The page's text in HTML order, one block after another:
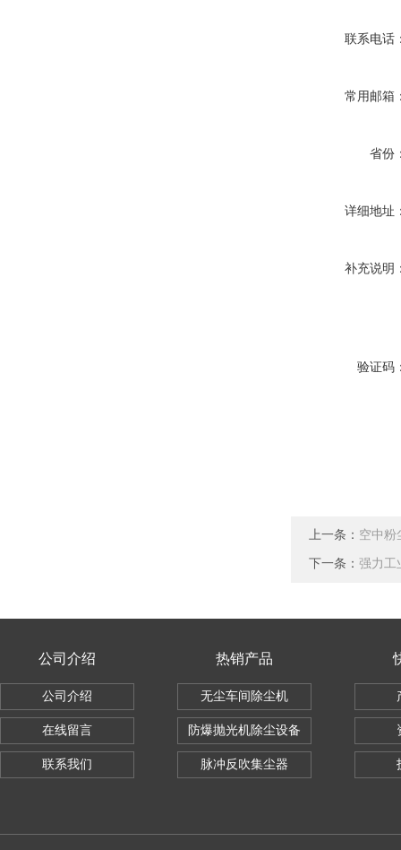
联系电话
常用邮箱
省份
详细地址
补充说明
验证码
上一条： 空中粉
下一条： 强力工
公司介绍
公司介绍
在线留言
联系我们
热销产品
无尘车间除尘机
防爆抛光机除尘设备
脉冲反吹集尘器